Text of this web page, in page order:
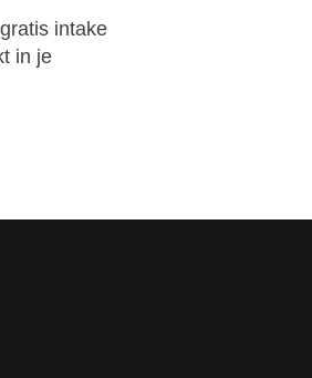
intake
in je